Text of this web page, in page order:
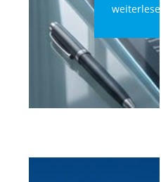
weiterlesen